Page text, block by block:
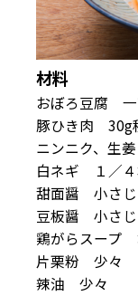
材料
おぼろ豆腐
豚ひき肉 30g
ニンニク、生
白ネギ １／
甜面醤 小さじ
豆板醤 小さじ
鶏がらスープ
片栗粉 少々
辣油 少々